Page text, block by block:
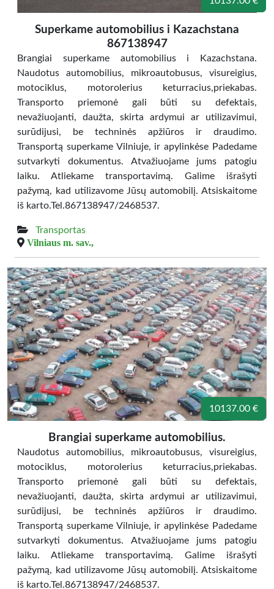
Superkame automobilius i Kazachstana
867138947
Brangiai superkame automobilius i Kazachstana.
Naudotus automobilius, mikroautobusus, visureigius,
motociklus, motorolerius keturracius,priekabas.
Transporto priemonė gali būti su defektais,
nevažiuojanti, daužta, skirta ardymui ar utilizavimui,
surūdijusi, be techninės apžiūros ir draudimo.
Transportą superkame Vilniuje, ir apylinkėse Padedame
sutvarkyti dokumentus. Atvažiuojame jums patogiu
laiku. Atliekame transportavimą. Galime išrašyti
pažymą, kad utilizavome Jūsų automobilį. Atsiskaitome
iš karto.Tel.867138947/2468537.
Transportas
Vilniaus m. sav.,
10137.00 €
Brangiai superkame automobilius.
Naudotus automobilius, mikroautobusus, visureigius,
motociklus, motorolerius keturracius,priekabas.
Transporto priemonė gali būti su defektais,
nevažiuojanti, daužta, skirta ardymui ar utilizavimui,
surūdijusi, be techninės apžiūros ir draudimo.
Transportą superkame Vilniuje, ir apylinkėse Padedame
sutvarkyti dokumentus. Atvažiuojame jums patogiu
laiku. Atliekame transportavimą. Galime išrašyti
pažymą, kad utilizavome Jūsų automobilį. Atsiskaitome
iš karto.Tel.867138947/2468537.